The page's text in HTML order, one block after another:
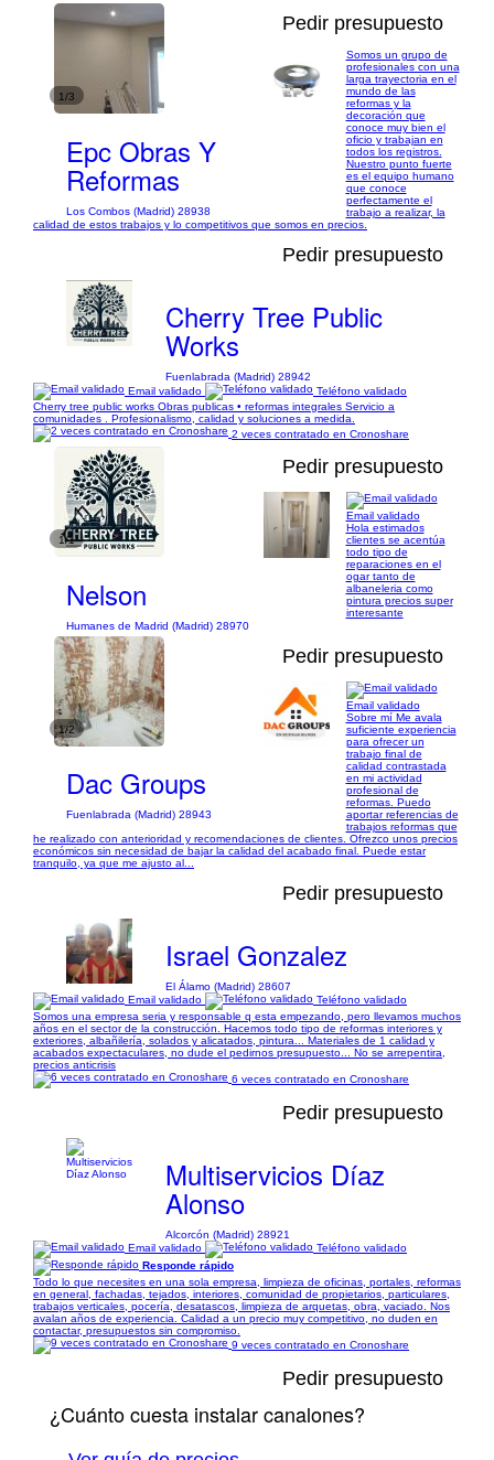
1/3
Pedir presupuesto
Epc Obras Y
Reformas
Los Combos (Madrid) 28938
Somos un grupo de
profesionales con una
larga trayectoria en el
mundo de las
reformas y la
decoración que
conoce muy bien el
oficio y trabajan en
todos los registros.
Nuestro punto fuerte
es el equipo humano
que conoce
perfectamente el
trabajo a realizar, la
calidad de estos trabajos y lo competitivos que somos en precios.
Pedir presupuesto
Cherry Tree Public
Works
Fuenlabrada (Madrid) 28942
Email validado
Teléfono validado
Cherry tree public works Obras publicas • reformas integrales Servicio a
comunidades . Profesionalismo, calidad y soluciones a medida.
2 veces contratado en Cronoshare
1/1
Pedir presupuesto
Nelson
Humanes de Madrid (Madrid) 28970
Email validado
Hola estimados
clientes se acentúa
todo tipo de
reparaciones en el
ogar tanto de
albaneleria como
pintura precios super
interesante
1/2
Pedir presupuesto
Dac Groups
Fuenlabrada (Madrid) 28943
Email validado
Sobre mí Me avala
suficiente experiencia
para ofrecer un
trabajo final de
calidad contrastada
en mi actividad
profesional de
reformas. Puedo
aportar referencias de
trabajos reformas que
he realizado con anterioridad y recomendaciones de clientes. Ofrezco unos precios
económicos sin necesidad de bajar la calidad del acabado final. Puede estar
tranquilo, ya que me ajusto al...
Pedir presupuesto
Israel Gonzalez
El Álamo (Madrid) 28607
Email validado
Teléfono validado
Somos una empresa seria y responsable q esta empezando, pero llevamos muchos
años en el sector de la construcción. Hacemos todo tipo de reformas interiores y
exteriores, albañilería, solados y alicatados, pintura... Materiales de 1 calidad y
acabados expectaculares, no dude el pedirnos presupuesto... No se arrepentira,
precios anticrisis
6 veces contratado en Cronoshare
Pedir presupuesto
Multiservicios Díaz
Alonso
Alcorcón (Madrid) 28921
Email validado
Teléfono validado
Responde rápido
Todo lo que necesites en una sola empresa, limpieza de oficinas, portales, reformas
en general, fachadas, tejados, interiores, comunidad de propietarios, particulares,
trabajos verticales, pocería, desatascos, limpieza de arquetas, obra, vaciado. Nos
avalan años de experiencia. Calidad a un precio muy competitivo, no duden en
contactar, presupuestos sin compromiso.
9 veces contratado en Cronoshare
Pedir presupuesto
¿Cuánto cuesta instalar canalones?